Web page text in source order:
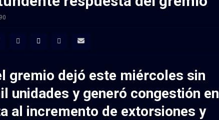
gremio dejó este miércoles sin
unidades y generó congestión en
al incremento de extorsiones y